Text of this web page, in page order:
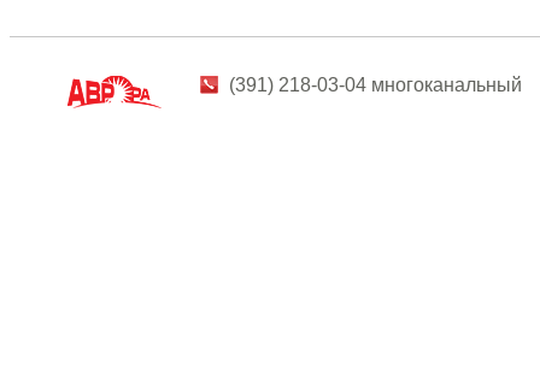
(391) 218-03-04 многоканальный